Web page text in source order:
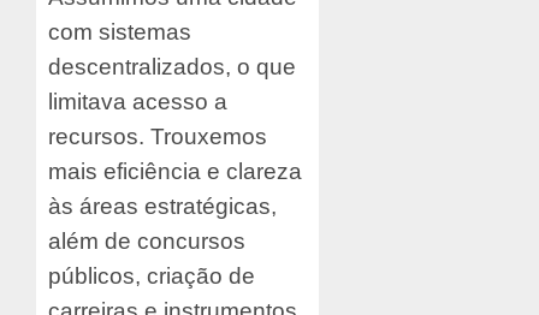
com sistemas
descentralizados, o que
limitava acesso a
recursos. Trouxemos
mais eficiência e clareza
às áreas estratégicas,
além de concursos
públicos, criação de